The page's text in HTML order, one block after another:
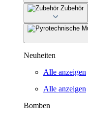
Zubehör
Neuheiten
Alle anzeigen
Alle anzeigen
Bomben